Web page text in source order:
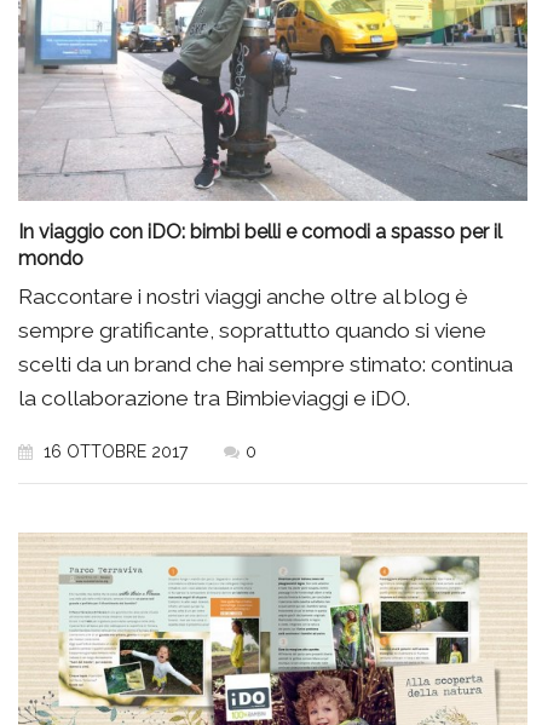
In viaggio con iDO: bimbi belli e comodi a spasso per il
mondo
Raccontare i nostri viaggi anche oltre al blog è
sempre gratificante, soprattutto quando si viene
scelti da un brand che hai sempre stimato: continua
la collaborazione tra Bimbieviaggi e iDO.
16 OTTOBRE 2017 0